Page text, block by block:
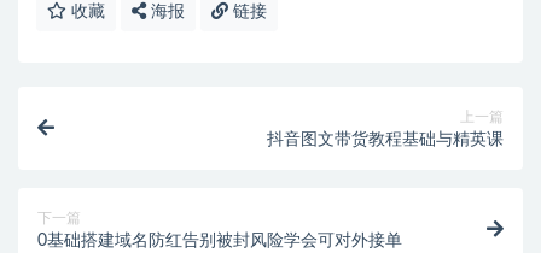
收藏 海报 链接
上一篇
抖音图文带货教程基础与精英课
下一篇
0基础搭建域名防红告别被封风险学会可对外接单